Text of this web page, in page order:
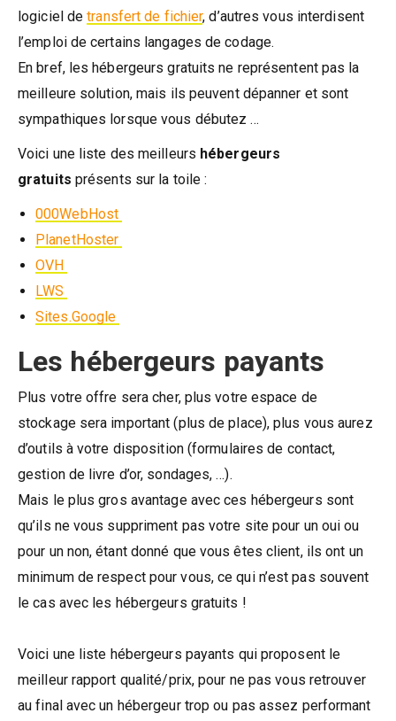
logiciel detransfert de fichier, d’autres vous interdisent
l’emploi de certains langages de codage.
En bref, les hébergeurs gratuits ne représentent pas la
meilleure solution, mais ils peuvent dépanner et sont
sympathiques lorsque vous débutez …
Voici une liste des meilleurs hébergeurs
gratuits présents sur la toile :
000WebHost
PlanetHoster
OVH
LWS
Sites.Google
Les hébergeurs payants
Plus votre offre sera cher, plus votre espace de
stockage sera important (plus de place), plus vous aurez
d’outils à votre disposition (formulaires de contact,
gestion de livre d’or, sondages, …).
Mais le plus gros avantage avec ces hébergeurs sont
qu’ils ne vous suppriment pas votre site pour un oui ou
pour un non, étant donné que vous êtes client, ils ont un
minimum de respect pour vous, ce qui n’est pas souvent
le cas avec les hébergeurs gratuits !
Voici une liste hébergeurs payants qui proposent le
meilleur rapport qualité/prix, pour ne pas vous retrouver
au final avec un hébergeur trop ou pas assez performant